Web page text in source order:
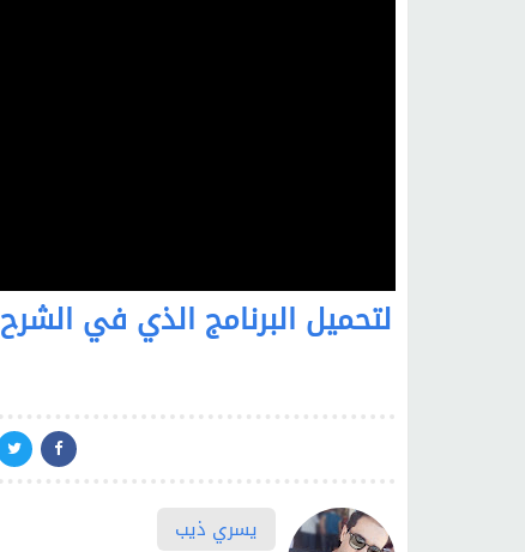
لتحميل البرنامج الذي في الشرح
يسري ذيب